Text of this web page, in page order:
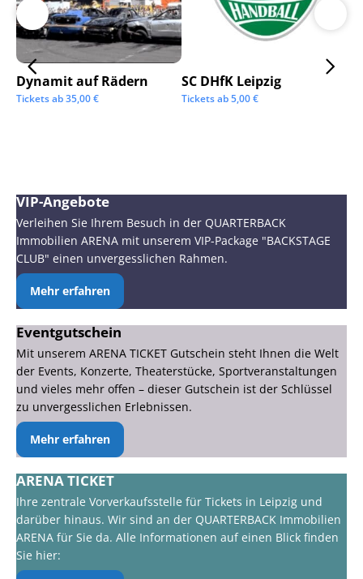
Dynamit auf Rädern
Tickets ab35,00€
SC DHfK Leipzig
Tickets ab5,00€
VIP-Angebote
Verleihen Sie Ihrem Besuch in der QUARTERBACK
Immobilien ARENA mit unserem VIP-Package "BACKSTAGE
CLUB" einen unvergesslichen Rahmen.
Mehr erfahren
Eventgutschein
Mit unserem ARENA TICKET Gutschein steht Ihnen die Welt
der Events, Konzerte, Theaterstücke, Sportveranstaltungen
und vieles mehr offen – dieser Gutschein ist der Schlüssel
zu unvergesslichen Erlebnissen.
Mehr erfahren
ARENA TICKET
Ihre zentrale Vorverkaufsstelle für Tickets in Leipzig und
darüber hinaus. Wir sind an der QUARTERBACK Immobilien
ARENA für Sie da. Alle Informationen auf einen Blick finden
Sie hier: